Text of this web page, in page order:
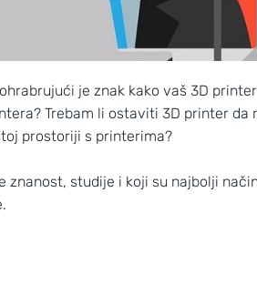
je znak kako vaš 3D
Trebam li ostaviti 3D printer
prostoriji s printerima?
znanost, studije i koji su najbolji